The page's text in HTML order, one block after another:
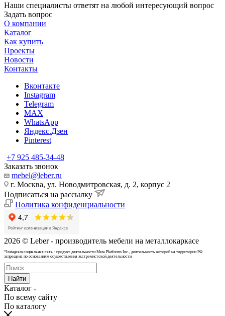
Наши специалисты ответят на любой интересующий вопрос
Задать вопрос
О компании
Каталог
Как купить
Проекты
Новости
Контакты
Вконтакте
Instagram
Telegram
MAX
WhatsApp
Яндекс.Дзен
Pinterest
+7 925 485-34-48
Заказать звонок
mebel@leber.ru
г. Москва, ул. Новодмитровская, д. 2, корпус 2
Подписаться на рассылку
Политика конфиденциальности
2026 © Leber - производитель мебели на металлокаркасе
*Instagram cоциальная сеть - продукт деятельности Meta Platforms Inc., деятельность которой на территории РФ
запрещена по основаниям осуществления экстремистской деятельности
Найти
Каталог
По всему сайту
По каталогу